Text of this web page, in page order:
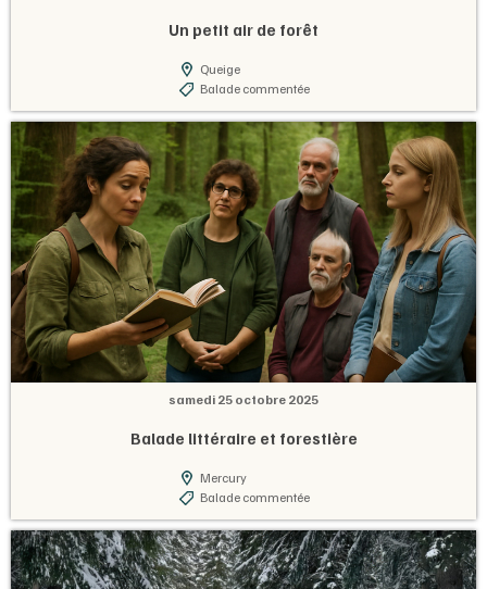
Un petit air de forêt
Queige
Balade commentée
samedi 25 octobre 2025
Balade littéraire et forestière
Mercury
Balade commentée